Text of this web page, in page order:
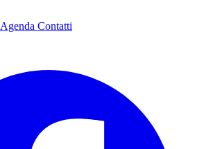
Agenda Contatti